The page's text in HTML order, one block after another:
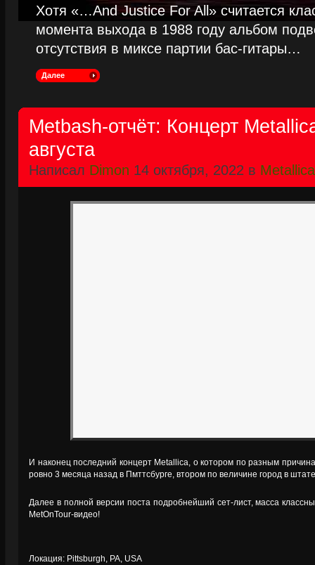
Хотя «…And Justice For All» считается
момента выхода в 1988 году альбом
отсутствия в миксе партии бас-гитары…
Далее
Metbash-отчёт: Концерт
августа
Написал Dimon 14 октября, 2022 в Metallica
И наконец последний концерт Metallica, о котором по разным
ровно 3 месяца назад в Пмттсбурге, втором по величине город в
Далее в полной версии поста подробнейший сет-лист, масса
MetOnTour-видео!
Локация: Pittsburgh, PA, USA